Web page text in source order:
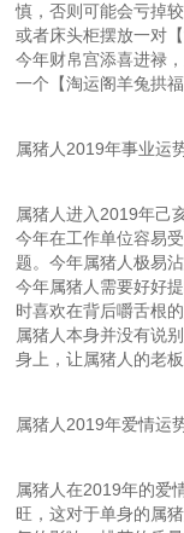
慎，否则可能会亏掉
或者床头柜摆放一对
今年财帛宫添喜进禄
一个【淘运阁羊兔拱
属猪人2019年事业运
属猪人进入2019年己
今年在工作单位容易
题。今年属猪人极易
今年属猪人需要好好
时喜欢在背后嚼舌根
属猪人本身并没有说
身上，让属猪人的老
属猪人2019年爱情运
属猪人在2019年的爱
旺，这对于单身的属